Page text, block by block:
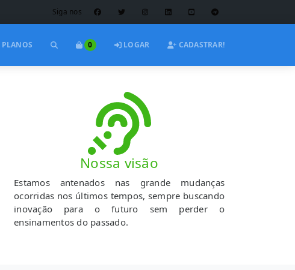
Siga nos
PLANOS 0 LOGAR CADASTRAR!
Nossa visão
Estamos antenados nas grande mudanças
ocorridas nos últimos tempos, sempre buscando
inovação para o futuro sem perder o
ensinamentos do passado.